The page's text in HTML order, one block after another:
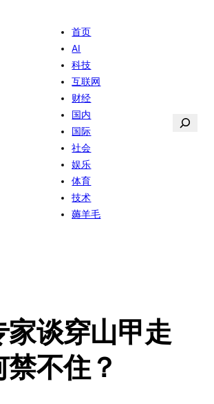
首页
AI
科技
互联网
财经
国内
国际
社会
娱乐
体育
技术
薅羊毛
搜
家谈穿山甲走
不住？